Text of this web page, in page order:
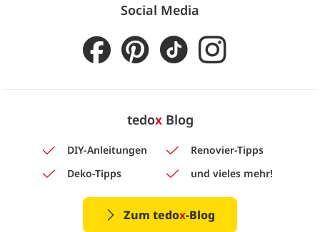
Social Media
tedoxBlog
DIY-Anleitungen
Renovier-Tipps
Deko-Tipps
und vieles mehr!
Zum tedox-Blog